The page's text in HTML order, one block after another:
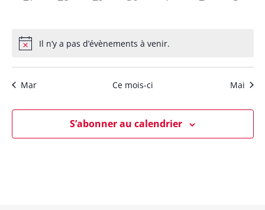
Il n’y a pas d’évènements à venir.
Mar Ce mois-ci Mai
S’abonner au calendrier